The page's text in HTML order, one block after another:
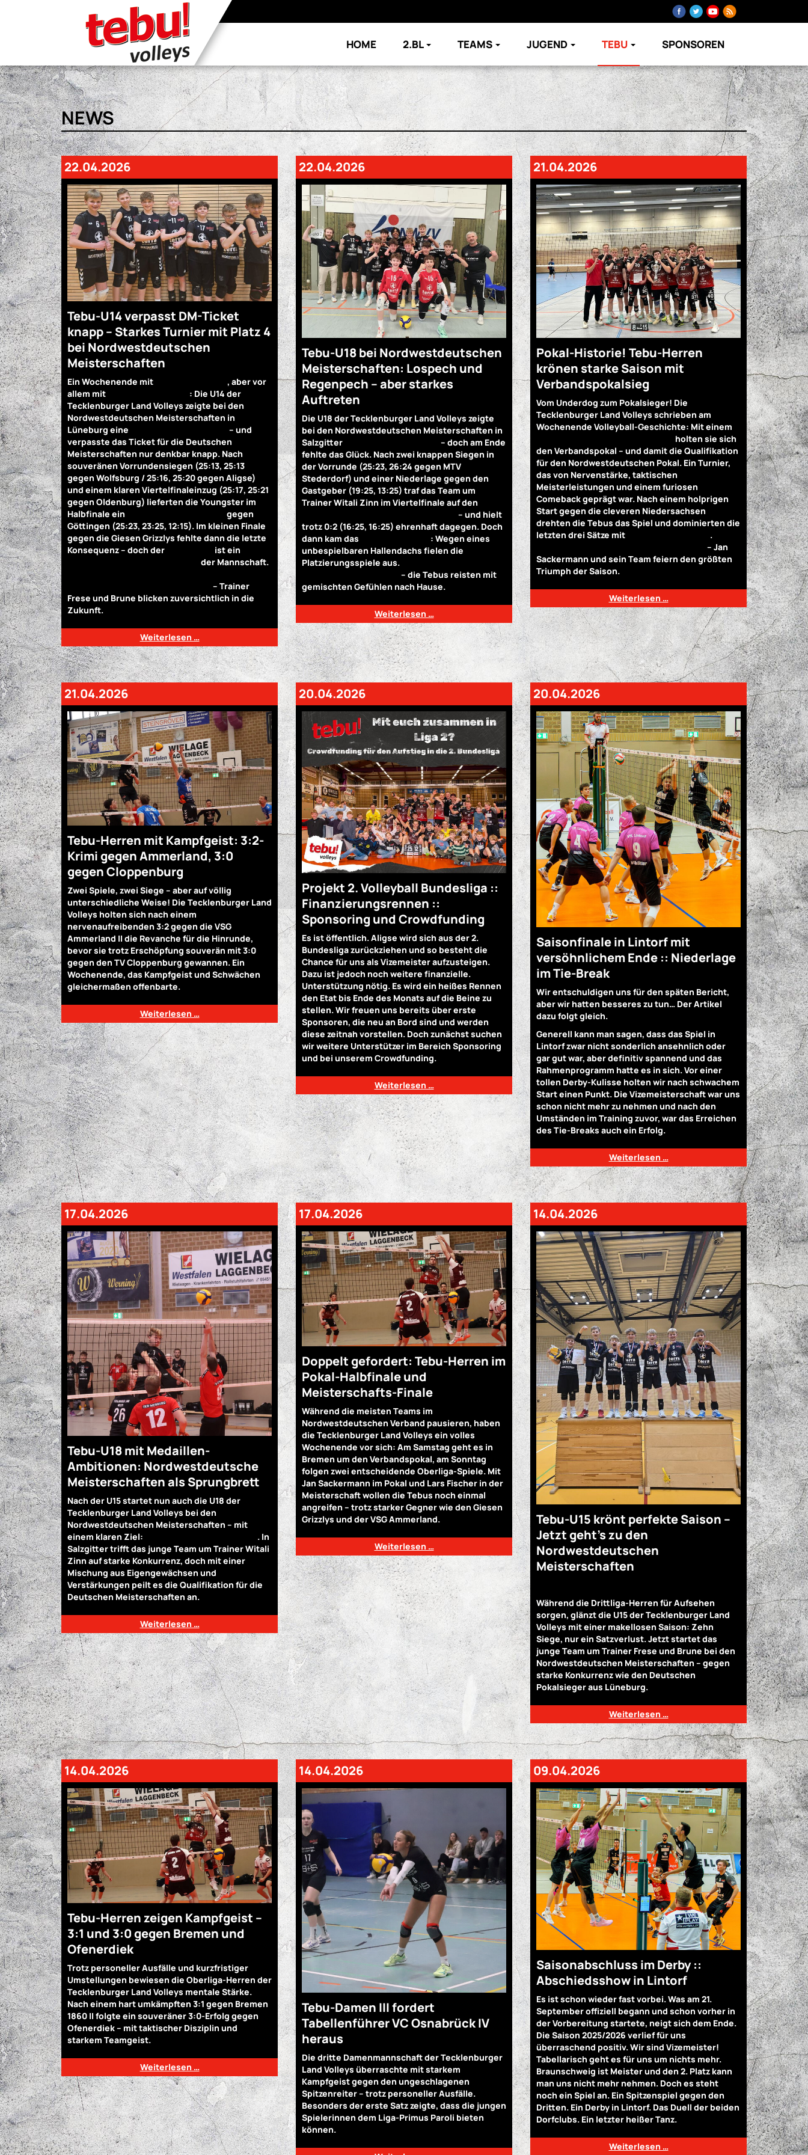
HOME 2.BL TEAMS JUGEND TEBU SPONSOREN
NEWS
22.04.2026
Tebu-U14 verpasst DM-Ticket
knapp – Starkes Turnier mit Platz 4
bei Nordwestdeutschen
Meisterschaften
Ein Wochenende mit
, aber vor
allem mit
: Die U14 der
Tecklenburger Land Volleys zeigte bei den
Nordwestdeutschen Meisterschaften in
Lüneburg eine
– und
verpasste das Ticket für die Deutschen
Meisterschaften nur denkbar knapp. Nach
souveränen Vorrundensiegen (25:13, 25:13
gegen Wolfsburg / 25:16, 25:20 gegen Aligse)
und einem klaren Viertelfinaleinzug (25:17, 25:21
gegen Oldenburg) lieferten die Youngster im
Halbfinale ein
gegen
Göttingen (25:23, 23:25, 12:15). Im kleinen Finale
gegen die Giesen Grizzlys fehlte dann die letzte
Konsequenz – doch der
ist ein
der Mannschaft.
– Trainer
Frese und Brune blicken zuversichtlich in die
Zukunft.
Weiterlesen …
22.04.2026
Tebu-U18 bei Nordwestdeutschen
Meisterschaften: Lospech und
Regenpech – aber starkes
Auftreten
Die U18 der Tecklenburger Land Volleys zeigte
bei den Nordwestdeutschen Meisterschaften in
Salzgitter
– doch am Ende
fehlte das Glück. Nach zwei knappen Siegen in
der Vorrunde (25:23, 26:24 gegen MTV
Stederdorf) und einer Niederlage gegen den
Gastgeber (19:25, 13:25) traf das Team um
Trainer Witali Zinn im Viertelfinale auf den
– und hielt
trotz 0:2 (16:25, 16:25) ehrenhaft dagegen. Doch
dann kam das
: Wegen eines
unbespielbaren Hallendachs fielen die
Platzierungsspiele aus.
– die Tebus reisten mit
gemischten Gefühlen nach Hause.
Weiterlesen …
21.04.2026
Pokal-Historie! Tebu-Herren
krönen starke Saison mit
Verbandspokalsieg
Vom Underdog zum Pokalsieger! Die
Tecklenburger Land Volleys schrieben am
Wochenende Volleyball-Geschichte: Mit einem
holten sie sich
den Verbandspokal – und damit die Qualifikation
für den Nordwestdeutschen Pokal. Ein Turnier,
das von Nervenstärke, taktischen
Meisterleistungen und einem furiosen
Comeback geprägt war. Nach einem holprigen
Start gegen die cleveren Niedersachsen
drehten die Tebus das Spiel und dominierten die
letzten drei Sätze mit
.
– Jan
Sackermann und sein Team feiern den größten
Triumph der Saison.
Weiterlesen …
21.04.2026
Tebu-Herren mit Kampfgeist: 3:2-
Krimi gegen Ammerland, 3:0
gegen Cloppenburg
Zwei Spiele, zwei Siege – aber auf völlig
unterschiedliche Weise! Die Tecklenburger Land
Volleys holten sich nach einem
nervenaufreibenden 3:2 gegen die VSG
Ammerland II die Revanche für die Hinrunde,
bevor sie trotz Erschöpfung souverän mit 3:0
gegen den TV Cloppenburg gewannen. Ein
Wochenende, das Kampfgeist und Schwächen
gleichermaßen offenbarte.
Weiterlesen …
20.04.2026
Projekt 2. Volleyball Bundesliga ::
Finanzierungsrennen ::
Sponsoring und Crowdfunding
Es ist öffentlich. Aligse wird sich aus der 2.
Bundesliga zurückziehen und so besteht die
Chance für uns als Vizemeister aufzusteigen.
Dazu ist jedoch noch weitere finanzielle.
Unterstützung nötig. Es wird ein heißes Rennen
den Etat bis Ende des Monats auf die Beine zu
stellen. Wir freuen uns bereits über erste
Sponsoren, die neu an Bord sind und werden
diese zeitnah vorstellen. Doch zunächst suchen
wir weitere Unterstützer im Bereich Sponsoring
und bei unserem Crowdfunding.
Weiterlesen …
20.04.2026
Saisonfinale in Lintorf mit
versöhnlichem Ende :: Niederlage
im Tie-Break
Wir entschuldigen uns für den späten Bericht,
aber wir hatten besseres zu tun… Der Artikel
dazu folgt gleich.
Generell kann man sagen, dass das Spiel in
Lintorf zwar nicht sonderlich ansehnlich oder
gar gut war, aber definitiv spannend und das
Rahmenprogramm hatte es in sich. Vor einer
tollen Derby-Kulisse holten wir nach schwachem
Start einen Punkt. Die Vizemeisterschaft war uns
schon nicht mehr zu nehmen und nach den
Umständen im Training zuvor, war das Erreichen
des Tie-Breaks auch ein Erfolg.
Weiterlesen …
17.04.2026
Tebu-U18 mit Medaillen-
Ambitionen: Nordwestdeutsche
Meisterschaften als Sprungbrett
Nach der U15 startet nun auch die U18 der
Tecklenburger Land Volleys bei den
Nordwestdeutschen Meisterschaften – mit
einem klaren Ziel:
. In
Salzgitter trifft das junge Team um Trainer Witali
Zinn auf starke Konkurrenz, doch mit einer
Mischung aus Eigengewächsen und
Verstärkungen peilt es die Qualifikation für die
Deutschen Meisterschaften an.
Weiterlesen …
17.04.2026
Doppelt gefordert: Tebu-Herren im
Pokal-Halbfinale und
Meisterschafts-Finale
Während die meisten Teams im
Nordwestdeutschen Verband pausieren, haben
die Tecklenburger Land Volleys ein volles
Wochenende vor sich: Am Samstag geht es in
Bremen um den Verbandspokal, am Sonntag
folgen zwei entscheidende Oberliga-Spiele. Mit
Jan Sackermann im Pokal und Lars Fischer in der
Meisterschaft wollen die Tebus noch einmal
angreifen – trotz starker Gegner wie den Giesen
Grizzlys und der VSG Ammerland.
Weiterlesen …
14.04.2026
Tebu-U15 krönt perfekte Saison –
Jetzt geht’s zu den
Nordwestdeutschen
Meisterschaften
Während die Drittliga-Herren für Aufsehen
sorgen, glänzt die U15 der Tecklenburger Land
Volleys mit einer makellosen Saison: Zehn
Siege, nur ein Satzverlust. Jetzt startet das
junge Team um Trainer Frese und Brune bei den
Nordwestdeutschen Meisterschaften – gegen
starke Konkurrenz wie den Deutschen
Pokalsieger aus Lüneburg.
Weiterlesen …
14.04.2026
Tebu-Herren zeigen Kampfgeist –
3:1 und 3:0 gegen Bremen und
Ofenerdiek
Trotz personeller Ausfälle und kurzfristiger
Umstellungen bewiesen die Oberliga-Herren der
Tecklenburger Land Volleys mentale Stärke.
Nach einem hart umkämpften 3:1 gegen Bremen
1860 II folgte ein souveräner 3:0-Erfolg gegen
Ofenerdiek – mit taktischer Disziplin und
starkem Teamgeist.
Weiterlesen …
14.04.2026
Tebu-Damen III fordert
Tabellenführer VC Osnabrück IV
heraus
Die dritte Damenmannschaft der Tecklenburger
Land Volleys überraschte mit starkem
Kampfgeist gegen den ungeschlagenen
Spitzenreiter – trotz personeller Ausfälle.
Besonders der erste Satz zeigte, dass die jungen
Spielerinnen dem Liga-Primus Paroli bieten
können.
09.04.2026
Saisonabschluss im Derby ::
Abschiedsshow in Lintorf
Es ist schon wieder fast vorbei. Was am 21.
September offiziell begann und schon vorher in
der Vorbereitung startete, neigt sich dem Ende.
Die Saison 2025/2026 verlief für uns
überraschend positiv. Wir sind Vizemeister!
Tabellarisch geht es für uns um nichts mehr.
Braunschweig ist Meister und den 2. Platz kann
man uns nicht mehr nehmen. Doch es steht
noch ein Spiel an. Ein Spitzenspiel gegen den
Dritten. Ein Derby in Lintorf. Das Duell der beiden
Dorfclubs. Ein letzter heißer Tanz.
Weiterlesen …